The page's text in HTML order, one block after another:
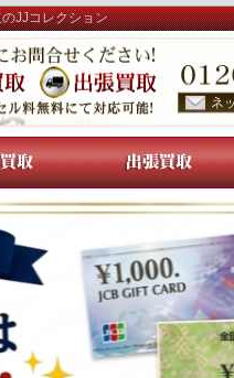
JJコレクション